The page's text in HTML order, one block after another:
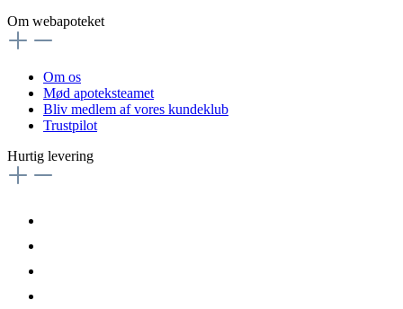
Om webapoteket
Om os
Mød apoteksteamet
Bliv medlem af vores kundeklub
Trustpilot
Hurtig levering